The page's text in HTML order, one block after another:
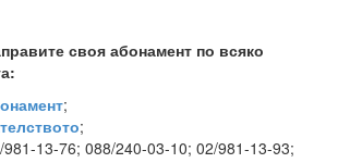
своя абонамент по всяко
;
;
981-13-76; 088/240-03-10; 02/981-13-93;